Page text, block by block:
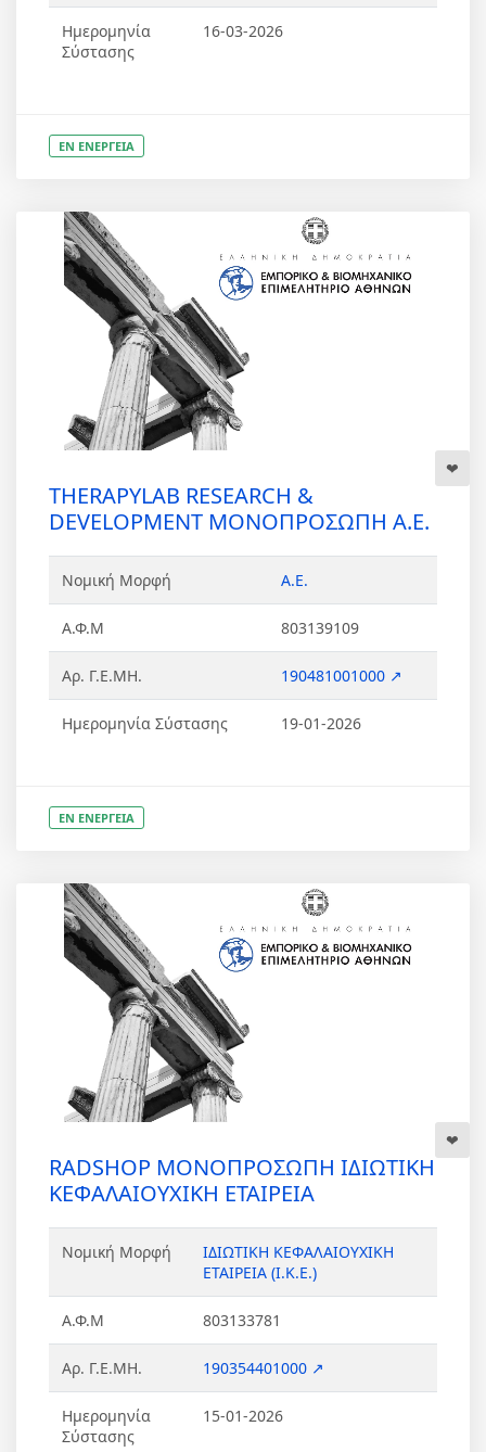
Ημερομηνία
Σύστασης
16-03-2026
ΕΝ ΕΝΕΡΓΕΙΑ
THERAPYLAB RESEARCH &
DEVELOPMENT ΜΟΝΟΠΡΟΣΩΠΗ Α.Ε.
Νομική Μορφή Α.Ε.
Α.Φ.Μ 803139109
Αρ. Γ.Ε.ΜΗ. 190481001000 ↗
Ημερομηνία Σύστασης 19-01-2026
ΕΝ ΕΝΕΡΓΕΙΑ
RADSHOP ΜΟΝΟΠΡΟΣΩΠΗ ΙΔΙΩΤΙΚΗ
ΚΕΦΑΛΑΙΟΥΧΙΚΗ ΕΤΑΙΡΕΙΑ
Νομική Μορφή
ΙΔΙΩΤΙΚΗ ΚΕΦΑΛΑΙΟΥΧΙΚΗ
ΕΤΑΙΡΕΙΑ (Ι.Κ.Ε.)
Α.Φ.Μ 803133781
Αρ. Γ.Ε.ΜΗ. 190354401000 ↗
Ημερομηνία
Σύστασης
15-01-2026